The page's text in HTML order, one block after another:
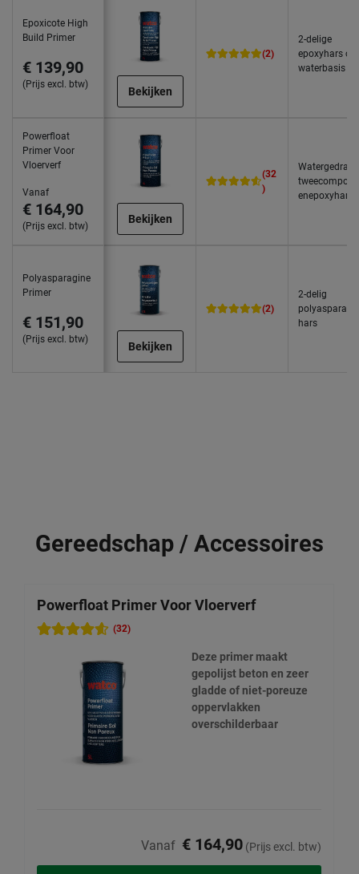
Epoxicote High
Build Primer
€ 139,90
(Prijs excl. btw)
Bekijken
(2)
2-delige
epoxyhars op
waterbasis
Powerfloat
Primer Voor
Vloerverf
Vanaf
€ 164,90
(Prijs excl. btw)
Bekijken
(32
)
enepoxyhars
Polyasparagine
Primer
€ 151,90
(Prijs excl. btw)
Bekijken
(2)
2-delig
hars
Gereedschap / Accessoires
Powerfloat Primer Voor Vloerverf
(32)
Deze primer maakt
gepolijst beton en zeer
gladde of niet-poreuze
oppervlakken
overschilderbaar
Vanaf € 164,90 (Prijs excl. btw)